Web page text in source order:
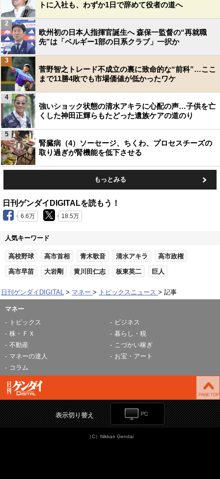
トに入社も、わずか1日で辞めて役者の道へ
欧州初の日本人指揮官誕生へ 森保一監督の“再就職
先”は「ベルギー1部の日系クラブ」一択か
2
菅野智之トレード不成立の裏に致命的な“前科”…ここ
まで11勝4敗でも市場価値が低かったワケ
3
強いショック状態の清水アキラに心配の声…子供を亡
くした神田正輝らもたどった遺族ケアの道のり
4
腎臓病（4）ソーセージ、ちくわ、プロセスチーズの
取り過ぎが腎機能を低下させる
5
もっとみる
日刊ゲンダイDIGITALを読もう！
6.6万 18.5万
人気キーワード
高校野球 高市首相 青木歌音 清水アキラ 高市政権
高市早苗 大岩剛 黄川田仁志 板東英二 巨人
日刊ゲンダイDIGITAL マネー トピックスニュース 記事
マネー
トピックス
ビジネス
株・ＦＸ
暮らし・税
不動産
こづかい稼ぎ
マネーの達人
お宝・アート
コラム
表示切り替え
（C）Nikkan Gendai